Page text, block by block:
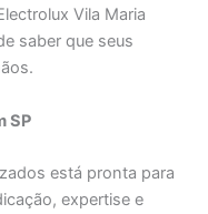
Vila Maria
saber que seus
SP
está pronta para
expertise e